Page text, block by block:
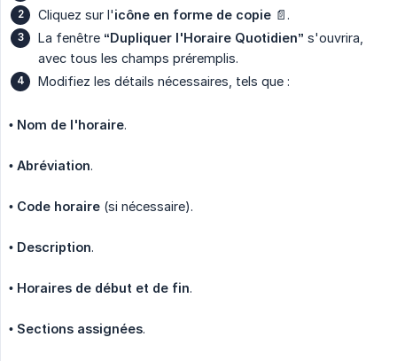
Cliquez sur l'icône en forme de copie 📄.
La fenêtre “Dupliquer l'Horaire Quotidien” s'ouvrira,
avec tous les champs préremplis.
Modifiez les détails nécessaires, tels que :
• Nom de l'horaire.
• Abréviation.
• Code horaire (si nécessaire).
• Description.
• Horaires de début et de fin.
• Sections assignées.